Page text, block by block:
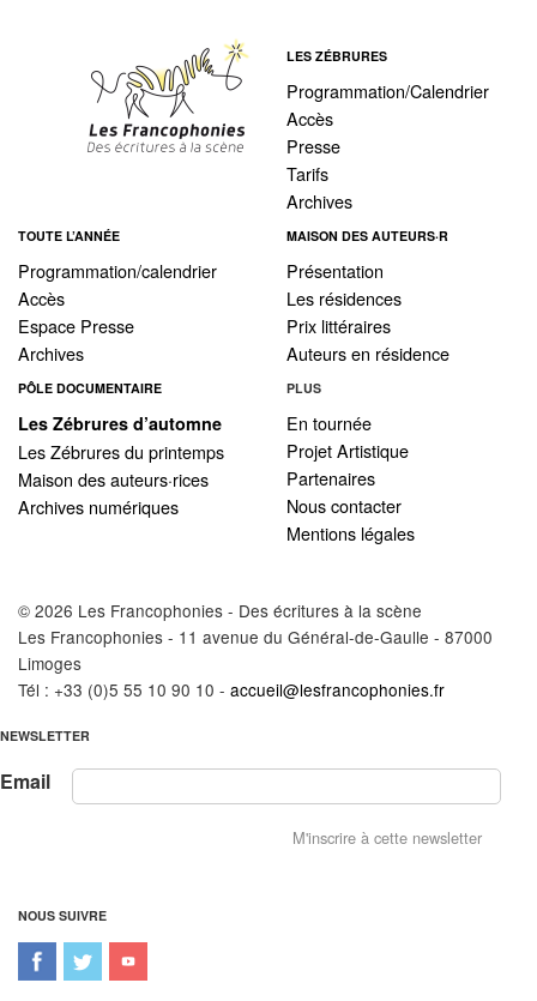
LES ZÉBRURES
Programmation/Calendrier
Accès
Presse
Tarifs
Archives
TOUTE L’ANNÉE
Programmation/calendrier
Accès
Espace Presse
Archives
MAISON DES AUTEURS·R
Présentation
Les résidences
Prix littéraires
Auteurs en résidence
PÔLE DOCUMENTAIRE
Les Zébrures d’automne
Les Zébrures du printemps
Maison des auteurs·rices
Archives numériques
PLUS
En tournée
Projet Artistique
Partenaires
Nous contacter
Mentions légales
© 2026 Les Francophonies - Des écritures à la scène
Les Francophonies - 11 avenue du Général-de-Gaulle - 87000
Limoges
Tél : +33 (0)5 55 10 90 10 - accueil@lesfrancophonies.fr
NEWSLETTER
Email
NOUS SUIVRE